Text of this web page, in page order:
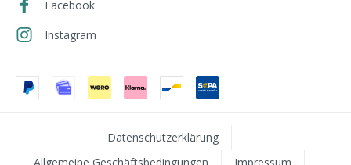
Facebook
Instagram
Datenschutzerklärung